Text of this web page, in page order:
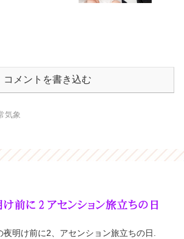
コメントを書き込む
気象
明け前に2、アセンション旅立ちの日.